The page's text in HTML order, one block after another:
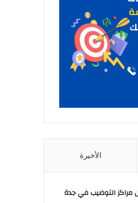
الأخيرة
مراكز التوضيب في جدة